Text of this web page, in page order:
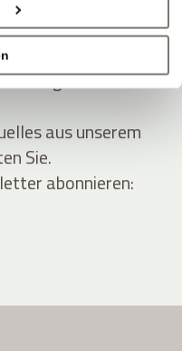
Neuigkeiten vom
aus unserem
Sie.
abonnieren: